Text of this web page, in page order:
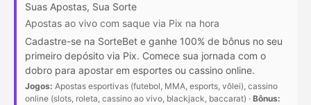
Suas Apostas, Sua Sorte
Apostas ao vivo com saque via Pix na hora
Cadastre-se na SorteBet e ganhe 100% de bônus no seu
primeiro depósito via Pix. Comece sua jornada com o
dobro para apostar em esportes ou cassino online.
Jogos: Apostas esportivas (futebol, MMA, esports, vôlei), cassino
online (slots, roleta, cassino ao vivo, blackjack, baccarat) · Bônus: